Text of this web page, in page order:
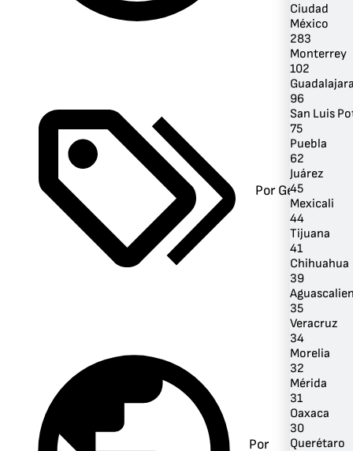
Por Género
Por
Ciudad
México
283
Monterrey
102
96
San Luis
75
Puebla
62
Juárez
45
Mexicali
44
Tijuana
41
Chihuahua
39
35
Veracruz
34
Morelia
32
Mérida
31
Oaxaca
30
Querétaro